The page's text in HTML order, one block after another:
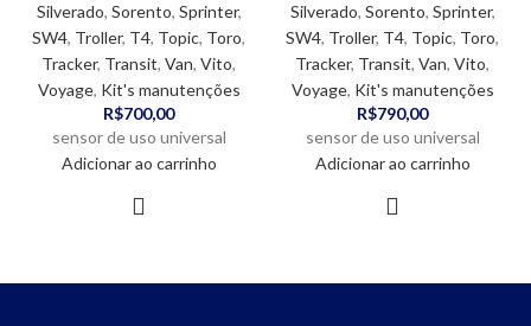
Silverado, Sorento, Sprinter,
SW4, Troller, T4, Topic, Toro,
Tracker, Transit, Van, Vito,
Voyage, Kit's manutenções
R$700,00
sensor de uso universal
Adicionar ao carrinho
Silverado, Sorento, Sprinter,
SW4, Troller, T4, Topic, Toro,
Tracker, Transit, Van, Vito,
Voyage, Kit's manutenções
R$790,00
sensor de uso universal
Adicionar ao carrinho